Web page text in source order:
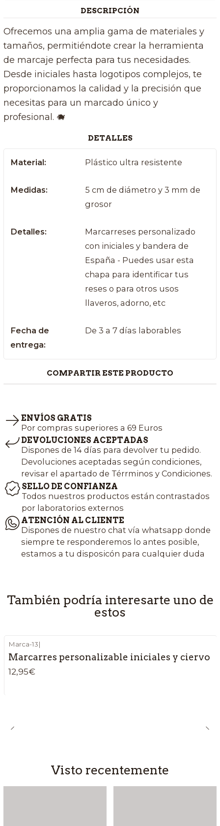
DESCRIPCIÓN
Ofrecemos una amplia gama de materiales y
tamaños, permitiéndote crear la herramienta
de marcaje perfecta para tus necesidades.
Desde iniciales hasta logotipos complejos, te
proporcionamos la calidad y la precisión que
necesitas para un marcado único y
profesional. 🐗
DETALLES
Material: Plástico ultra resistente
Medidas:
5 cm de diámetro y 3 mm de
grosor
Detalles:
Marcarreses personalizado
con iniciales y bandera de
España - Puedes usar esta
chapa para identificar tus
reses o para otros usos
llaveros, adorno, etc
Fecha de
entrega:
De 3 a 7 días laborables
COMPARTIR ESTE PRODUCTO
ENVÍOS GRATIS
Por compras superiores a 69 Euros
DEVOLUCIONES ACEPTADAS
Dispones de 14 días para devolver tu pedido.
Devoluciones aceptadas según condiciones,
revisar el apartado de Térrminos y Condiciones.
SELLO DE CONFIANZA
Todos nuestros productos están contrastados
por laboratorios externos
ATENCIÓN AL CLIENTE
Dispones de nuestro chat vía whatsapp donde
siempre te responderemos lo antes posible,
estamos a tu disposicón para cualquier duda
También podría interesarte uno de
estos
Marca-13|
Marcarres personalizable iniciales y ciervo
12,95€
Visto recentemente